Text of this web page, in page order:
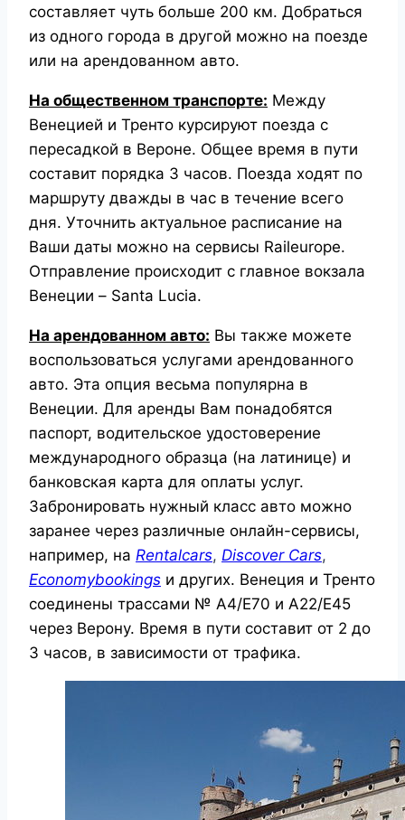
составляет чуть больше 200 км. Добраться
из одного города в другой можно на поезде
или на арендованном авто.
На общественном транспорте: Между
Венецией и Тренто курсируют поезда с
пересадкой в Вероне. Общее время в пути
составит порядка 3 часов. Поезда ходят по
маршруту дважды в час в течение всего
дня. Уточнить актуальное расписание на
Ваши даты можно на сервисы Raileurope.
Отправление происходит с главное вокзала
Венеции – Santa Lucia.
На арендованном авто: Вы также можете
воспользоваться услугами арендованного
авто. Эта опция весьма популярна в
Венеции. Для аренды Вам понадобятся
паспорт, водительское удостоверение
международного образца (на латинице) и
банковская карта для оплаты услуг.
Забронировать нужный класс авто можно
заранее через различные онлайн-сервисы,
например, на Rentalcars, Discover Cars,
Economybookings и других. Венеция и Тренто
соединены трассами № А4/Е70 и А22/Е45
через Верону. Время в пути составит от 2 до
3 часов, в зависимости от трафика.